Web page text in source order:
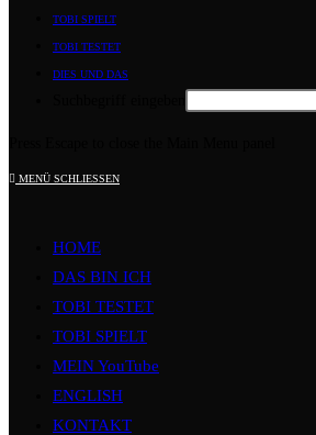
TOBI SPIELT
TOBI TESTET
DIES UND DAS
MENÜ SCHLIESSEN
HOME
DAS BIN ICH
TOBI TESTET
TOBI SPIELT
MEIN YouTube
ENGLISH
KONTAKT